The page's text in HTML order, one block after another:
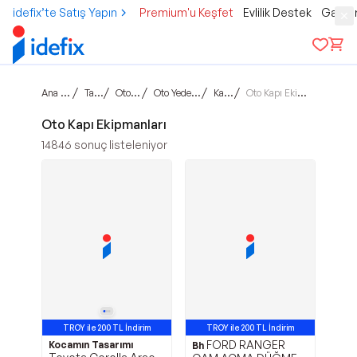
idefix’te Satış Yapın Premium'u Keşfet Evlilik Destek
Ana sayfa / Taşıtlar / Otomobil / Oto Yedek Parça / Kaporta / Oto Kapı Ekipmanları
Oto Kapı Ekipmanları
14846 sonuç listeleniyor
TROY ile 200 TL İndirim
Kocamın Tasarımı
TROY ile 200 TL İndirim
Bh FORD RANGER